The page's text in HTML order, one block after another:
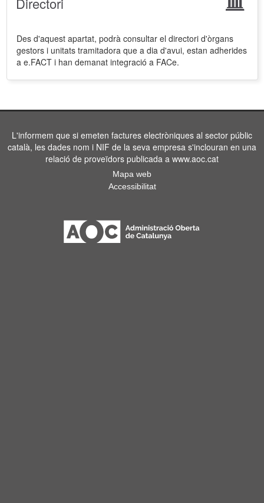
Des d'aquest apartat, podrà consultar el directori d'òrgans
gestors i unitats tramitadora que a dia d'avui, estan adherides
a e.FACT i han demanat integració a FACe.
L'informem que si emeten factures electròniques al sector públic
català, les dades nom i NIF de la seva empresa s'inclouran en una
relació de proveïdors publicada a www.aoc.cat
Mapa web
Accessibilitat